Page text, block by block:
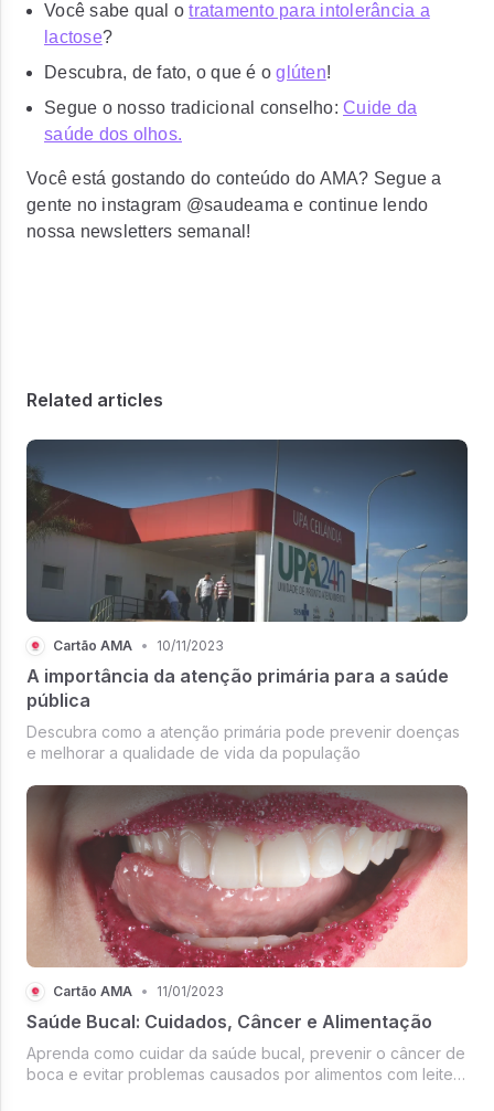
Você sabe qual otratamento para intolerância a
lactose?
Descubra, de fato, o que é oglúten!
Segue o nosso tradicional conselho: Cuide da
saúde dos olhos.
Você está gostando do conteúdo do AMA? Segue a
gente no instagram @saudeama e continue lendo
nossa newsletters semanal!
Related articles
Cartão AMA • 10/11/2023
A importância da atenção primária para a saúde
pública
Descubra como a atenção primária pode prevenir doenças
e melhorar a qualidade de vida da população
Cartão AMA • 11/01/2023
Saúde Bucal: Cuidados, Câncer e Alimentação
Aprenda como cuidar da saúde bucal, prevenir o câncer de
boca e evitar problemas causados por alimentos com leite e